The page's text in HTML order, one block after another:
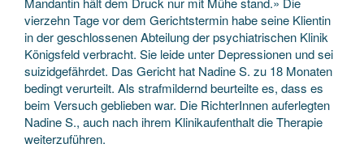
vierzehn Tage vor dem Gerichtstermin habe seine Klientin
in der geschlossenen Abteilung der psychiatrischen Klinik
Königsfeld verbracht. Sie leide unter Depressionen und sei
suizidgefährdet. Das Gericht hat Nadine S. zu 18 Monaten
bedingt verurteilt. Als strafmildernd beurteilte es, dass es
beim Versuch geblieben war. Die RichterInnen auferlegten
Nadine S., auch nach ihrem Klinikaufenthalt die Therapie
weiterzuführen.